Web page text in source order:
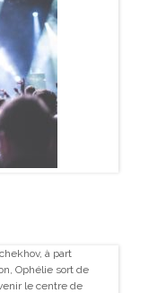
à part
Ophélie sort de
le centre de